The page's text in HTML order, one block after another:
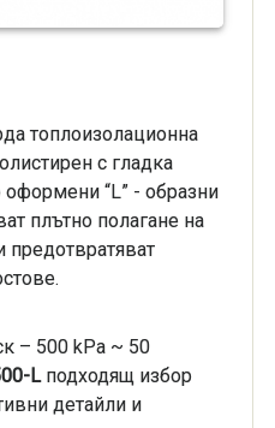
топлоизолационна
с гладка
“L” - образни
плътно полагане на
предотвратяват
– 500 kPa ~ 50
00-Lподходящ избор
детайли и